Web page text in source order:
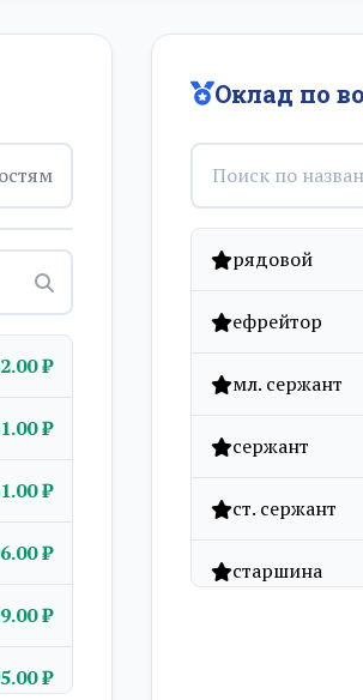
₽
₽
₽
₽
₽
₽
Оклад по
рядовой
ефрейтор
мл. сержант
сержант
ст. сержант
старшина